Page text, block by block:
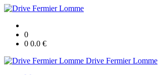
0
0 0.0 €
Drive Fermier Lomme